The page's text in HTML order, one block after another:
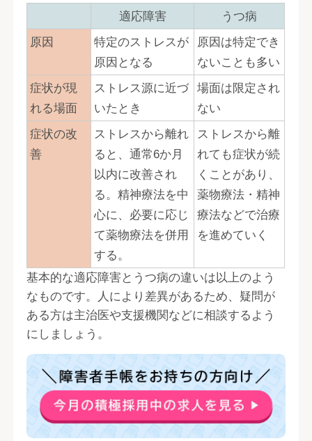
適応障害
うつ病
原因
特定のストレスが
原因となる
原因は特定でき
ないことも多い
症状が現
れる場面
ストレス源に近づ
いたとき
場面は限定され
ない
症状の改
善
ストレスから離れ
ると、通常6か月
以内に改善され
る。精神療法を中
心に、必要に応じ
て薬物療法を併用
する。
ストレスから離
れても症状が続
くことがあり、
薬物療法・精神
療法などで治療
を進めていく
基本的な適応障害とうつ病の違いは以上のよう
なものです。人により差異があるため、疑問が
ある方は主治医や支援機関などに相談するよう
にしましょう。